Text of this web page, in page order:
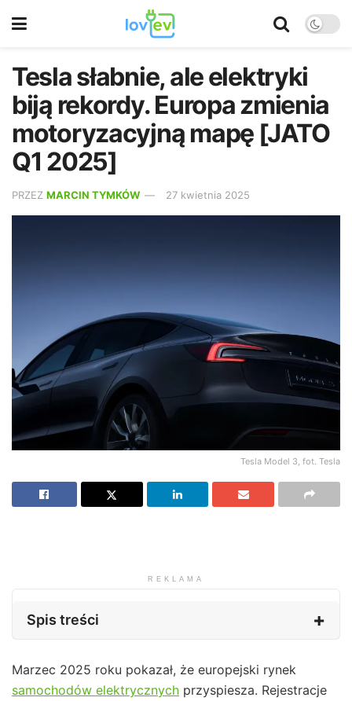
Tesla słabnie, ale elektryki
biją rekordy. Europa zmienia
motoryzacyjną mapę [JATO
Q1 2025]
PRZEZ MARCIN TYMKÓW 27 kwietnia 2025
Tesla Model 3, fot. Tesla
REKLAMA
Spis treści
Marzec 2025 roku pokazał, że europejski rynek
samochodów elektrycznych przyspiesza. Rejestracje